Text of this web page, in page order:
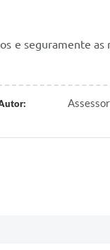
e seguramente as